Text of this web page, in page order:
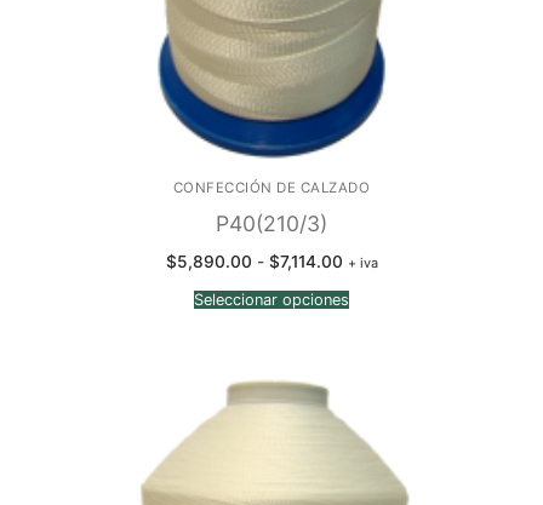
CONFECCIÓN DE CALZADO
P40(210/3)
$5,890.00 - $7,114.00Rango
precios:
desde
+ iva
Seleccionar opciones